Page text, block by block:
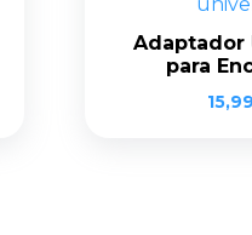
Adaptador
para
15,99